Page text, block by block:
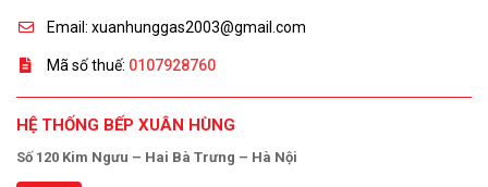
Email: xuanhunggas2003@gmail.com
Mã số thuế: 0107928760
HỆ THỐNG BẾP XUÂN HÙNG
Số 120 Kim Ngưu – Hai Bà Trưng – Hà Nội